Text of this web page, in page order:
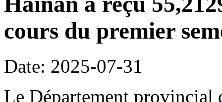
cours du premier
Date: 2025-07-31
Le Département provincial